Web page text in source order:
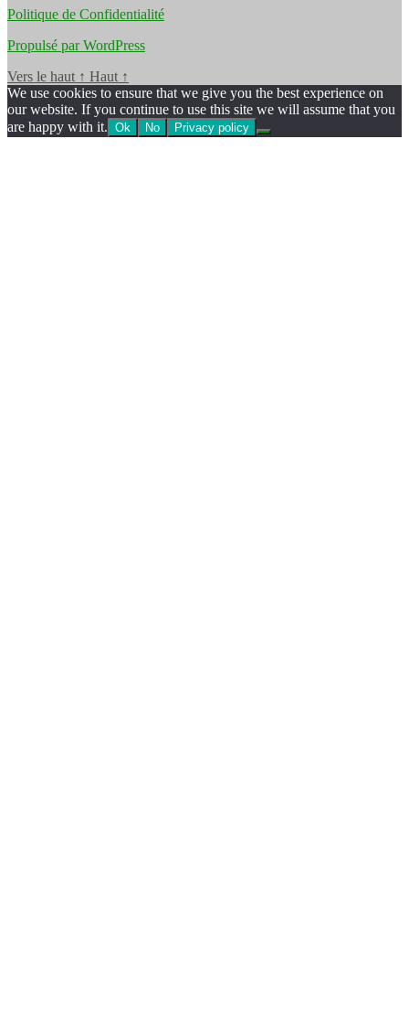
Politique de Confidentialité
Propulsé par WordPress
Vers le haut ↑ Haut ↑
We use cookies to ensure that we give you the best experience on
our website. If you continue to use this site we will assume that you
are happy with it. Ok No Privacy policy